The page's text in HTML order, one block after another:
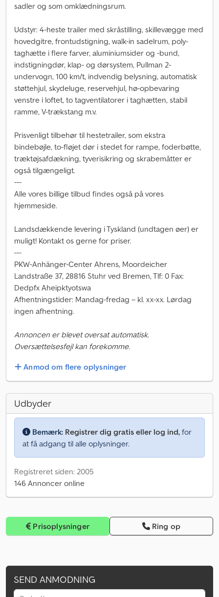
sadler og som omklædningsrum.
Udstyr: 4-heste trailer med skråstilling, skillevægge med
hovedgitre, frontudstigning, walk-in sadelrum, poly-
taghætte i flere farver, aluminiumsider og -bund,
indstigningdør, klap- og dørsystem, Pullman 2-
undervogn, 100 km/t, indvendig belysning, automatisk
støttehjul, skydeluge, reservehjul, hø-opbevaring
venstre i loftet, to tagventilatorer i taghætten, stabil
ramme, V-trækstang m.v.
Prisvenligt tilbehør til hestetrailer, som ekstra
bindebøjle, to-fløjet dør i stedet for rampe, foderbøtte,
træktøjsafdækning, tyverisikring og skrabemåtter er
også tilgængeligt.
---
Alle vores billige tilbud findes også på vores
hjemmeside.
Landsdækkende levering i Tyskland (undtagen øer) er
muligt! Kontakt os gerne for priser.
---
PKW-Anhänger-Center Ahrens, Moordeicher
Landstraße 37, 28816 Stuhr ved Bremen, Tlf: 0 Fax:
Dedpfx Aheipktyotswa
Afhentningstider: Mandag-fredag – kl. xx-xx. Lørdag
ingen afhentning.
Annoncen er blevet oversat automatisk.
Oversættelsesfejl kan forekomme.
Anmod om flere oplysninger
Udbyder
Bemærk: Registrer dig gratis eller log ind, for
at få adgang til alle oplysninger.
Registreret siden: 2005
146 Annoncer online
Prisoplysninger Ring op
SEND ANMODNING